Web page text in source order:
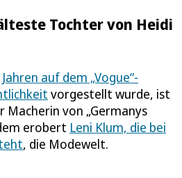
Tochter von Heidi
auf dem „Vogue“-
vorgestellt wurde, ist
von „Germanys
erobert Leni Klum, die bei
, die Modewelt.